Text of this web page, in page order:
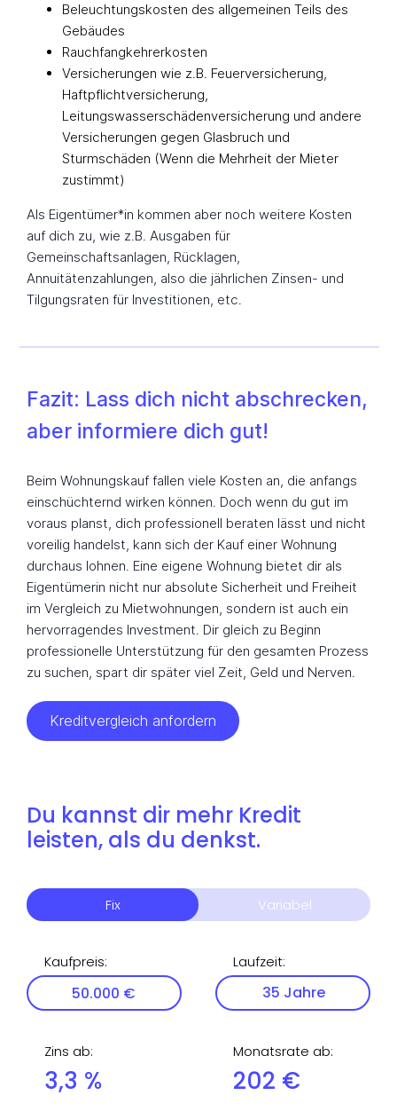
Beleuchtungskosten des allgemeinen Teils des
Gebäudes
Rauchfangkehrerkosten
Versicherungen wie z.B. Feuerversicherung,
Haftpflichtversicherung,
Leitungswasserschädenversicherung und andere
Versicherungen gegen Glasbruch und
Sturmschäden (Wenn die Mehrheit der Mieter
zustimmt)
Als Eigentümer*in kommen aber noch weitere Kosten
auf dich zu, wie z.B. Ausgaben für
Gemeinschaftsanlagen, Rücklagen,
Annuitätenzahlungen, also die jährlichen Zinsen- und
Tilgungsraten für Investitionen, etc.
Fazit: Lass dich nicht abschrecken,
aber informiere dich gut!
Beim Wohnungskauf fallen viele Kosten an, die anfangs
einschüchternd wirken können. Doch wenn du gut im
voraus planst, dich professionell beraten lässt und nicht
voreilig handelst, kann sich der Kauf einer Wohnung
durchaus lohnen. Eine eigene Wohnung bietet dir als
Eigentümerin nicht nur absolute Sicherheit und Freiheit
im Vergleich zu Mietwohnungen, sondern ist auch ein
hervorragendes Investment. Dir gleich zu Beginn
professionelle Unterstützung für den gesamten Prozess
zu suchen, spart dir später viel Zeit, Geld und Nerven.
Kreditvergleich anfordern
Du kannst dir mehr Kredit
leisten, als du denkst.
Fix Variabel
Kaufpreis:
Zins ab:
3,3 %
Laufzeit:
Monatsrate ab:
202 €